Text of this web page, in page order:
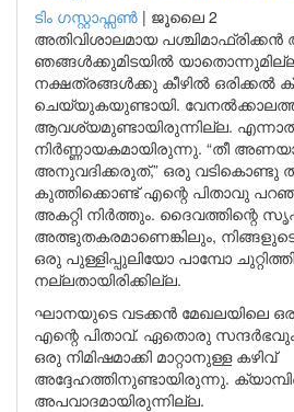
ടിം ഗസ്റ്റാഫ്സണ്‍ | ജൂലൈ 2
അതിവിശാലമായ
ഞങ്ങൾക്കുമിടയിൽ
നക്ഷത്രങ്ങൾക്കു കീഴിൽ ഒരിക്കൽ
ചെയ്യുകയുണ്ടായി.
ആവശ്യമുണ്ടായിരുന്നില്ല.
നിർണ്ണായകമായിരുന്നു. “തീ
അനുവദിക്കരുത്,” ഒരു വടികൊണ്ടു
കുത്തിക്കൊണ്ട് എന്റെ പിതാവു
അകറ്റി നിർത്തും. ദൈവത്തിന്റെ
അത്ഭുതകരമാണെങ്കിലും,
ഒരു പുള്ളിപ്പുലിയോ പാമ്പോ
നല്ലതായിരിക്കില്ല.
ഘാനയുടെ വടക്കൻ മേഖലയിലെ
എന്റെ പിതാവ്. ഏതൊരു
ഒരു നിമിഷമാക്കി മാറ്റാനുള്ള കഴിവ്
അദ്ദേഹത്തിനുണ്ടായിരുന്നു.
അപവാദമായിരുന്നില്ല.